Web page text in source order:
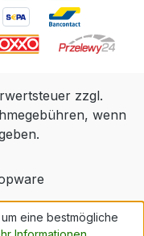
zzgl.
wenn
eine bestmögliche